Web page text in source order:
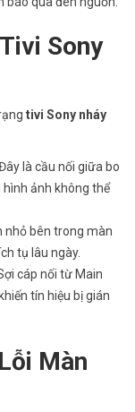
Sony
tivi Sony nháy
là cầu nối giữa bo
hình ảnh không thể
nhỏ bên trong màn
tụ lâu ngày.
cáp nối từ Main
tín hiệu bị gián
Màn